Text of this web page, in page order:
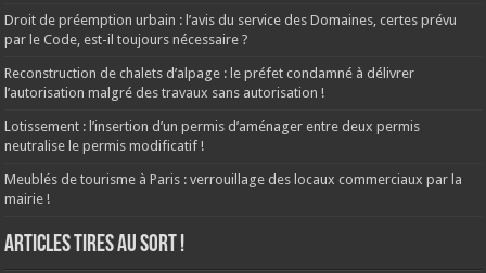
Droit de préemption urbain : l’avis du service des Domaines, certes prévu
par le Code, est-il toujours nécessaire ?
Reconstruction de chalets d’alpage : le préfet condamné à délivrer
l’autorisation malgré des travaux sans autorisation !
Lotissement : l’insertion d’un permis d’aménager entre deux permis
neutralise le permis modificatif !
Meublés de tourisme à Paris : verrouillage des locaux commerciaux par la
mairie !
ARTICLES TIRES AU SORT !